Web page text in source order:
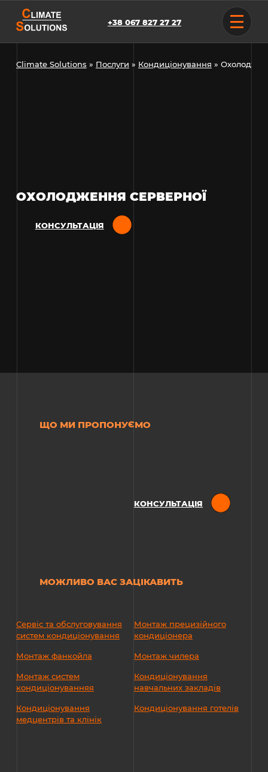
content
+38 067 827 27 27
Climate Solutions » Послуги » Кондиціонування »
ОХОЛОДЖЕННЯ СЕРВЕРНОЇ
КОНСУЛЬТАЦІЯ
ЩО МИ ПРОПОНУЄМО
КОНСУЛЬТАЦІЯ
МОЖЛИВО ВАС ЗАЦІКАВИТЬ
Сервіс та обслуговування
систем кондиціонування
Монтаж прецизійного
кондиціонера
Монтаж фанкойла
Монтаж чилера
Монтаж систем
кондиціонуванняя
Кондиціонування
навчальних закладів
Кондиціонування
медцентрів та клінік
Кондиціонування готелів